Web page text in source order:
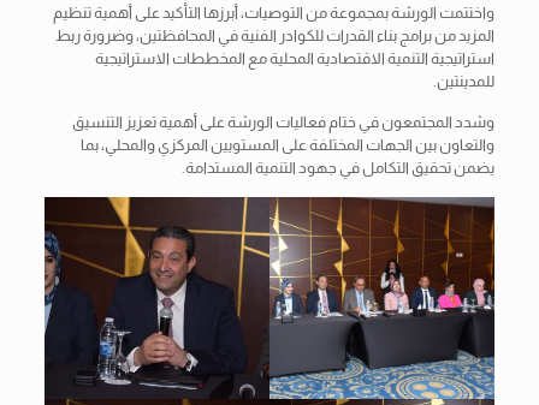
واختتمت الورشة بمجموعة من التوصيات، أبرزها التأكيد على أهمية تنظيم
المزيد من برامج بناء القدرات للكوادر الفنية في المحافظتين، وضرورة ربط
استراتيجية التنمية الاقتصادية المحلية مع المخططات الاستراتيجية
للمدينتين.
وشدد المجتمعون في ختام فعاليات الورشة على أهمية تعزيز التنسيق
والتعاون بين الجهات المختلفة على المستويين المركزي والمحلي، بما
يضمن تحقيق التكامل في جهود التنمية المستدامة.